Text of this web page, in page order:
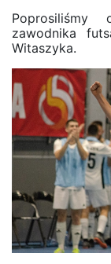
Poprosiliśmy
zawodnika
Witaszyka.